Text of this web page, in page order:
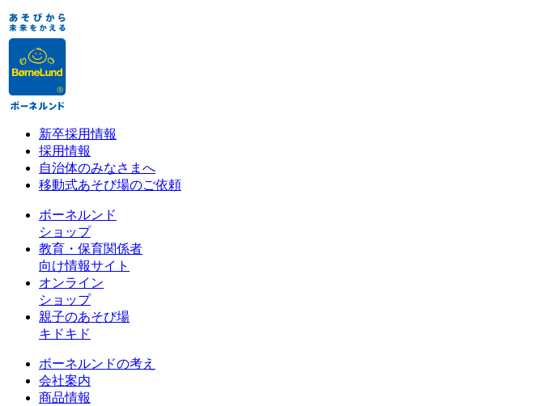
新卒採用情報
採用情報
自治体のみなさまへ
移動式あそび場のご依頼
ボーネルンド
ショップ
教育・保育関係者
向け情報サイト
オンライン
ショップ
親子のあそび場
キドキド
ボーネルンドの考え
会社案内
商品情報